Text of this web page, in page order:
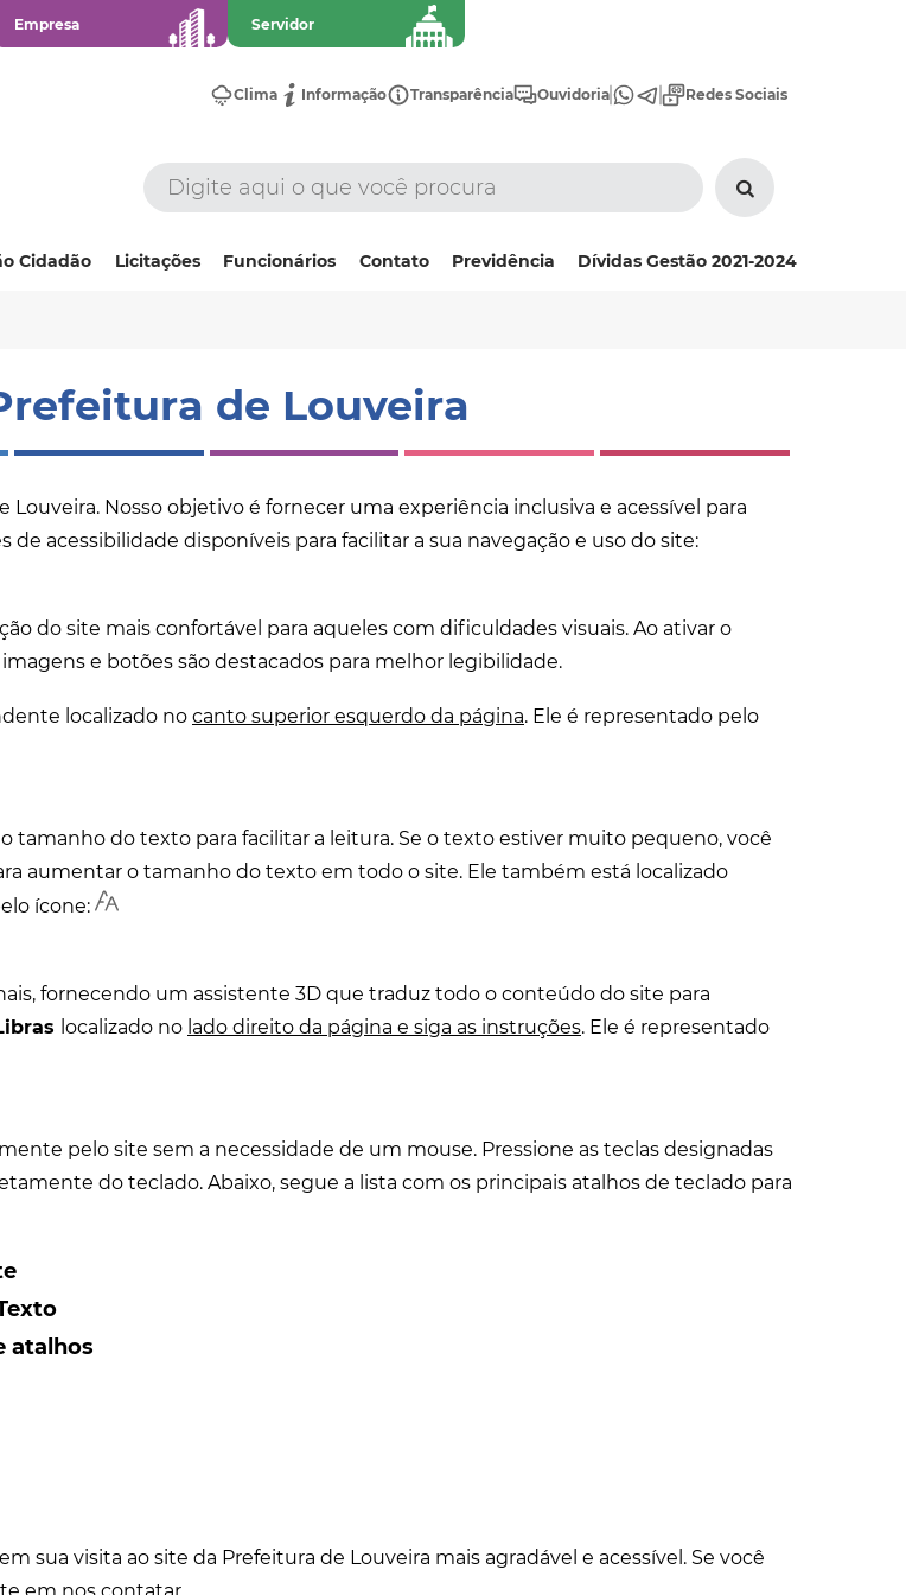
Empresa Servidor
Clima Informação Transparência Ouvidoria Redes Sociais
Cidadão Licitações Funcionários Contato Previdência Dívidas Gestão 2021-2024
de Louveira
Nosso objetivo é fornecer uma experiência inclusiva e acessível para
acessibilidade disponíveis para facilitar a sua navegação e uso do site:
do site mais confortável para aqueles com dificuldades visuais. Ao ativar o
e botões são destacados para melhor legibilidade.
localizado no canto superior esquerdo da página. Ele é representado pelo
tamanho do texto para facilitar a leitura. Se o texto estiver muito pequeno, você
aumentar o tamanho do texto em todo o site. Ele também está localizado
ícone:
fornecendo um assistente 3D que traduz todo o conteúdo do site para
localizado no lado direito da página e siga as instruções. Ele é representado
pelo site sem a necessidade de um mouse. Pressione as teclas designadas
do teclado. Abaixo, segue a lista com os principais atalhos de teclado para
atalhos
sua visita ao site da Prefeitura de Louveira mais agradável e acessível. Se você
em nos contatar.